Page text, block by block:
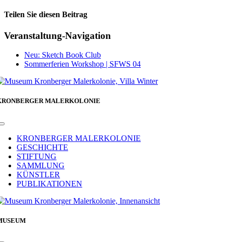
Teilen Sie diesen Beitrag
Facebook
Veranstaltung-Navigation
Neu: Sketch Book Club
Sommerferien Workshop | SFWS 04
MALERKOLONIE
Toggle
NavigationKRONBERGER MALERKOLONIE
GESCHICHTE
STIFTUNG
SAMMLUNG
KÜNSTLER
PUBLIKATIONEN